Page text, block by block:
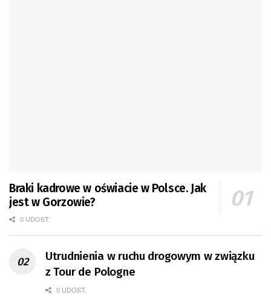
Braki kadrowe w oświacie w Polsce. Jak
jest w Gorzowie?
0 UDOST.
Utrudnienia w ruchu drogowym w związku
z Tour de Pologne
0 UDOST.